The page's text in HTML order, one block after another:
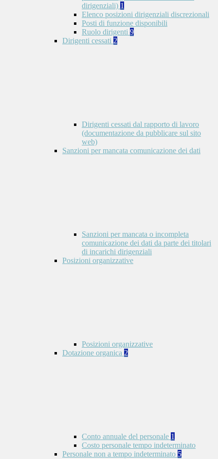
dirigenziali) 1
Elenco posizioni dirigenziali discrezionali
Posti di funzione disponibili
Ruolo dirigenti 9
Dirigenti cessati 2
Dirigenti cessati dal rapporto di lavoro
(documentazione da pubblicare sul sito
web)
Sanzioni per mancata comunicazione dei dati
Sanzioni per mancata o incompleta
comunicazione dei dati da parte dei titolari
di incarichi dirigenziali
Posizioni organizzative
Posizioni organizzative
Dotazione organica 2
Conto annuale del personale 1
Costo personale tempo indeterminato
Personale non a tempo indeterminato 5